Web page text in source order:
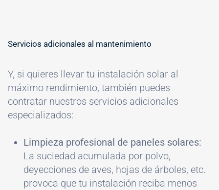
#
Servicios adicionales al mantenimiento
Y, si quieres llevar tu instalación solar al
máximo rendimiento, también puedes
contratar nuestros servicios adicionales
especializados:
Limpieza profesional de paneles solares:
La suciedad acumulada por polvo,
deyecciones de aves, hojas de árboles, etc.
provoca que tu instalación reciba menos